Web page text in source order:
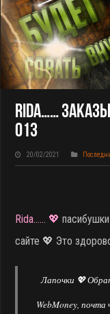
Rida……
013
20/02/2021
Rida…… 💖
сайте 💖 Это
Лапочки 💖
WebMoney,